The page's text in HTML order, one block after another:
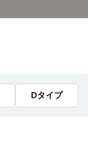
電車
7分
Dタイプ